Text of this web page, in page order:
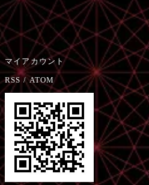
マイアカウント
RSS /ATOM